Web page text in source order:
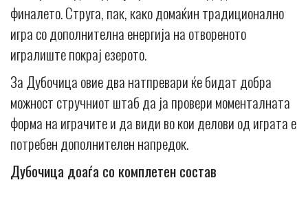
финалето. Струга, пак, како домаќин традиционално
игра со дополнителна енергија на отвореното
игралиште покрај езерото.
За Дубочица овие два натпревари ќе бидат добра
можност стручниот штаб да ја провери моменталната
форма на играчите и да види во кои делови од играта е
потребен дополнителен напредок.
Дубочица доаѓа со комплетен состав